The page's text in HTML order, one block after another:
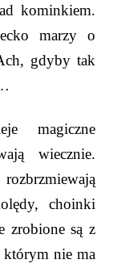
kominkiem.
marzy o
gdyby tak
magiczne
wiecznie.
choinki
zrobione są z
nie ma